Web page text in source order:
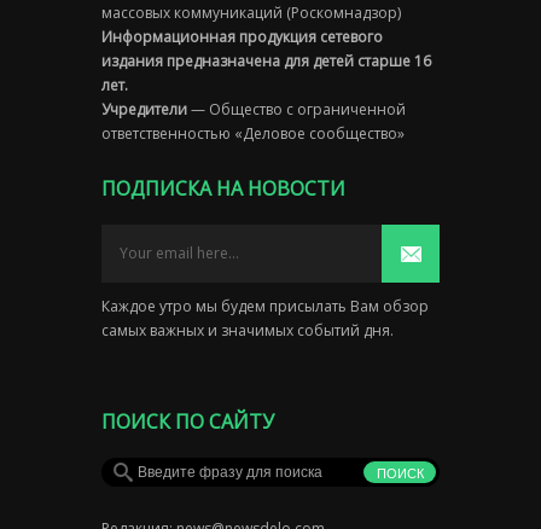
массовых коммуникаций (Роскомнадзор)
Информационная продукция сетевого
издания предназначена для детей старше 16
лет.
Учредители— Общество с ограниченной
ответственностью «Деловое сообщество»
ПОДПИСКА НА НОВОСТИ
Каждое утро мы будем присылать Вам обзор
самых важных и значимых событий дня.
ПОИСК ПО САЙТУ